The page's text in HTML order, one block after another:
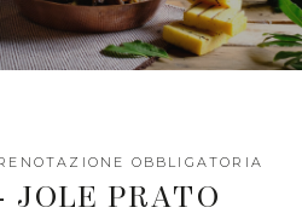
OBBLIGATORIA
JOLE PRATO